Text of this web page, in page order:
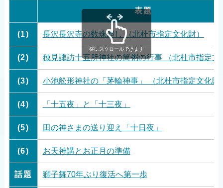
表題
(1) 長沢長沢寺の数珠廻し （北杜市指定文化財）
(2) 穂見諏訪十五所神社の筒粥の行事 （北杜市指定文
(3) 小池舩形神社の「茅輪神事」 （北杜市指定文化財
(4) 「十五夜」と「十三夜」
(5) 田の神さまの送り迎え「十日夜」
(6) お天神講とお正月の準備
話題 獅子舞70年ぶり復活へ第一歩
横にスクロールできます